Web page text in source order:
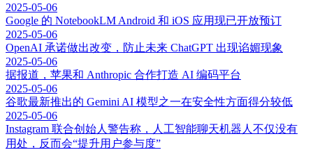
2025-05-06
Google 的 NotebookLM Android 和 iOS 应用现已开放预订
2025-05-06
OpenAI 承诺做出改变，防止未来 ChatGPT 出现谄媚现象
2025-05-06
据报道，苹果和 Anthropic 合作打造 AI 编码平台
2025-05-06
谷歌最新推出的 Gemini AI 模型之一在安全性方面得分较低
2025-05-06
Instagram 联合创始人警告称，人工智能聊天机器人不仅没有
用处，反而会“提升用户参与度”